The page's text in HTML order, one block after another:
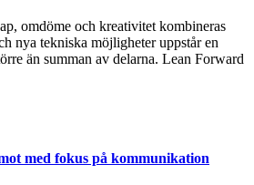
omdöme och kreativitet kombineras
nya tekniska möjligheter uppstår en
än summan av delarna. Lean Forward
med fokus på kommunikation